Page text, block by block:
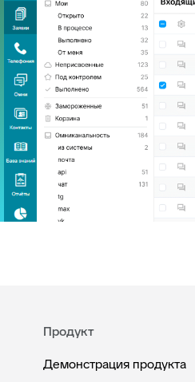
Продукт
Демонстрация продукта